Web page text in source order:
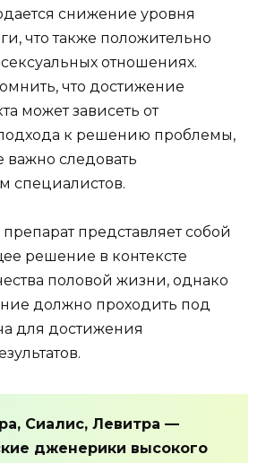
снижение уровня
что также положительно
отношениях.
что достижение
может зависеть от
к решению проблемы,
важно следовать
специалистов.
представляет собой
решение в контексте
половой жизни, однако
должно проходить под
для достижения
Сиалис, Левитра —
дженерики высокого